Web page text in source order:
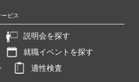
ビス
説明会を探す
就職イベントを探す
適性検査